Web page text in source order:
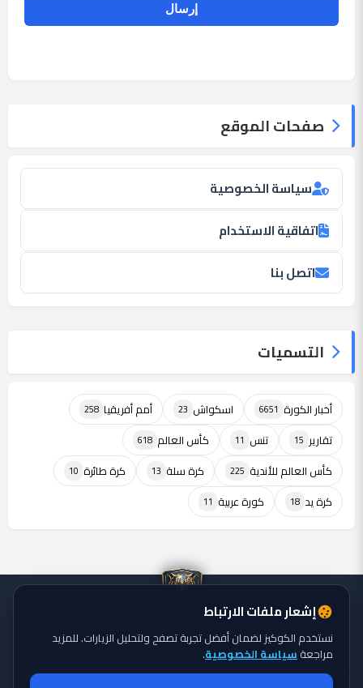
صفحات الموقع
سياسة الخصوصية
اتفاقية الاستخدام
اتصل بنا
التسميات
أخبار الكورة 6651 اسكواش 23 أمم أفريقيا 258
تقارير 15 تنس 11 كأس العالم 618
كأس العالم للأندية 225 كرة سلة 13 كرة طائرة 10
كرة يد 18 كورة عربية 11
جميع الحقوق محفوظة ©تايجر الكورة: موقع يقدم أحدث أخبار الكورة
إشعار ملفات الارتباط
نستخدم الكوكيز لضمان أفضل تجربة تصفح ولتحليل الزيارات. للمزيد
مراجعةسياسة الخصوصية.